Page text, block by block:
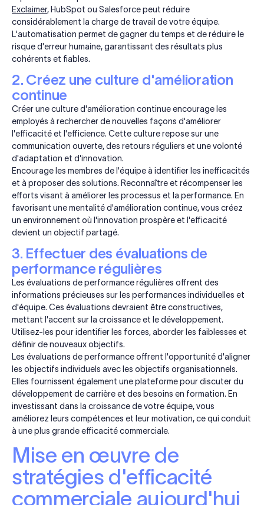
Exclaimer, HubSpot ou Salesforce peut réduire
considérablement la charge de travail de votre équipe.
L'automatisation permet de gagner du temps et de réduire le
risque d'erreur humaine, garantissant des résultats plus
cohérents et fiables.
2. Créez une culture d'amélioration
continue
Créer une culture d'amélioration continue encourage les
employés à rechercher de nouvelles façons d'améliorer
l'efficacité et l'efficience. Cette culture repose sur une
communication ouverte, des retours réguliers et une volonté
d'adaptation et d'innovation.
Encourage les membres de l'équipe à identifier les inefficacités
et à proposer des solutions. Reconnaître et récompenser les
efforts visant à améliorer les processus et la performance. En
favorisant une mentalité d'amélioration continue, vous créez
un environnement où l'innovation prospère et l'efficacité
devient un objectif partagé.
3. Effectuer des évaluations de
performance régulières
Les évaluations de performance régulières offrent des
informations précieuses sur les performances individuelles et
d'équipe. Ces évaluations devraient être constructives,
mettant l'accent sur la croissance et le développement.
Utilisez-les pour identifier les forces, aborder les faiblesses et
définir de nouveaux objectifs.
Les évaluations de performance offrent l'opportunité d'aligner
les objectifs individuels avec les objectifs organisationnels.
Elles fournissent également une plateforme pour discuter du
développement de carrière et des besoins en formation. En
investissant dans la croissance de votre équipe, vous
améliorez leurs compétences et leur motivation, ce qui conduit
à une plus grande efficacité commerciale.
Mise en œuvre de
stratégies d'efficacité
commerciale aujourd'hui